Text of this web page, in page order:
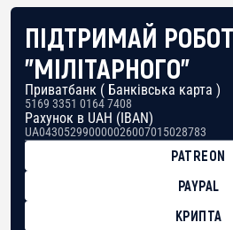
ПІДТРИМАЙ
"МІЛІТАРНОГО"
Приватбанк ( Банківська карта )
5169 3351 0164 7408
Рахунок в UAH (IBAN)
UA043052990000026007015028783
PATREON
PAYPAL
КРИПТА